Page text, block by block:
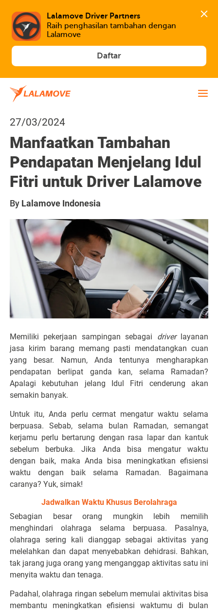
Lalamove Driver Partners
Raih penghasilan tambahan dengan
Lalamove
Daftar
27/03/2024
Manfaatkan Tambahan
Pendapatan Menjelang Idul
Fitri untuk Driver Lalamove
By Lalamove Indonesia
Memiliki pekerjaan sampingan sebagai driver layanan
jasa kirim barang memang pasti mendatangkan cuan
yang besar. Namun, Anda tentunya mengharapkan
pendapatan berlipat ganda kan, selama Ramadan?
Apalagi kebutuhan jelang Idul Fitri cenderung akan
semakin banyak.
Untuk itu, Anda perlu cermat mengatur waktu selama
berpuasa. Sebab, selama bulan Ramadan, semangat
kerjamu perlu bertarung dengan rasa lapar dan kantuk
sebelum berbuka. Jika Anda bisa mengatur waktu
dengan baik, maka Anda bisa meningkatkan efisiensi
waktu dengan baik selama Ramadan. Bagaimana
caranya? Yuk, simak!
Jadwalkan Waktu Khusus Berolahraga
Sebagian besar orang mungkin lebih memilih
menghindari olahraga selama berpuasa. Pasalnya,
olahraga sering kali dianggap sebagai aktivitas yang
melelahkan dan dapat menyebabkan dehidrasi. Bahkan,
tak jarang juga orang yang menganggap aktivitas satu ini
menyita waktu dan tenaga.
Padahal, olahraga ringan sebelum memulai aktivitas bisa
membantu meningkatkan efisiensi waktumu di bulan